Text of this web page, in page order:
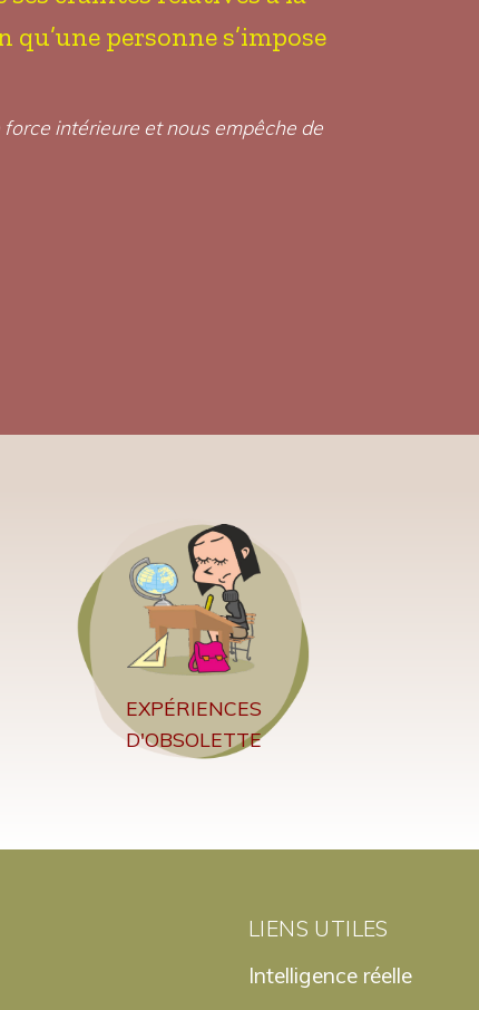
personne s’impose
intérieure et nous empêche de
EXPÉRIENCES
D'OBSOLETTE
LIENS UTILES
Intelligence réelle